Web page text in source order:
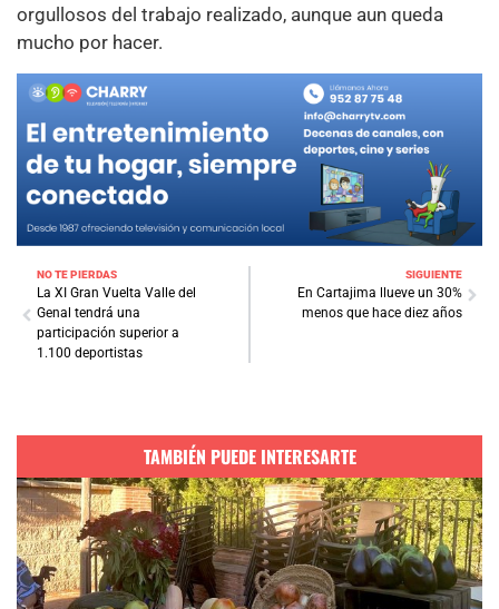
orgullosos del trabajo realizado, aunque aun queda
mucho por hacer.
NO TE PIERDAS
La XI Gran Vuelta Valle del
Genal tendrá una
participación superior a
1.100 deportistas
SIGUIENTE
En Cartajima llueve un 30%
menos que hace diez años
TAMBIÉN PUEDE INTERESARTE